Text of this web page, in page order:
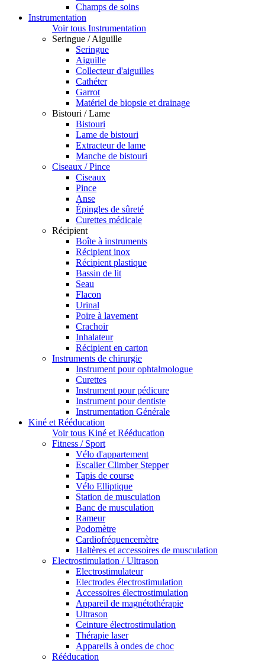
Champs de soins
Instrumentation
Voir tous Instrumentation
Seringue / Aiguille
Seringue
Aiguille
Collecteur d'aiguilles
Cathéter
Garrot
Matériel de biopsie et drainage
Bistouri / Lame
Bistouri
Lame de bistouri
Extracteur de lame
Manche de bistouri
Ciseaux / Pince
Ciseaux
Pince
Anse
Épingles de sûreté
Curettes médicale
Récipient
Boîte à instruments
Récipient inox
Récipient plastique
Bassin de lit
Seau
Flacon
Urinal
Poire à lavement
Crachoir
Inhalateur
Récipient en carton
Instruments de chirurgie
Instrument pour ophtalmologue
Curettes
Instrument pour pédicure
Instrument pour dentiste
Instrumentation Générale
Kiné et Rééducation
Voir tous Kiné et Rééducation
Fitness / Sport
Vélo d'appartement
Escalier Climber Stepper
Tapis de course
Vélo Elliptique
Station de musculation
Banc de musculation
Rameur
Podomètre
Cardiofréquencemètre
Haltères et accessoires de musculation
Electrostimulation / Ultrason
Electrostimulateur
Electrodes électrostimulation
Accessoires électrostimulation
Appareil de magnétothérapie
Ultrason
Ceinture électrostimulation
Thérapie laser
Appareils à ondes de choc
Rééducation